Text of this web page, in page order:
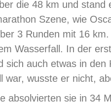
die 48 km und
Szene, wie
3 Runden mit 16
Wasserfall. In der
sich auch etwas in
war, wusste er nicht,
absolvierten sie in 34